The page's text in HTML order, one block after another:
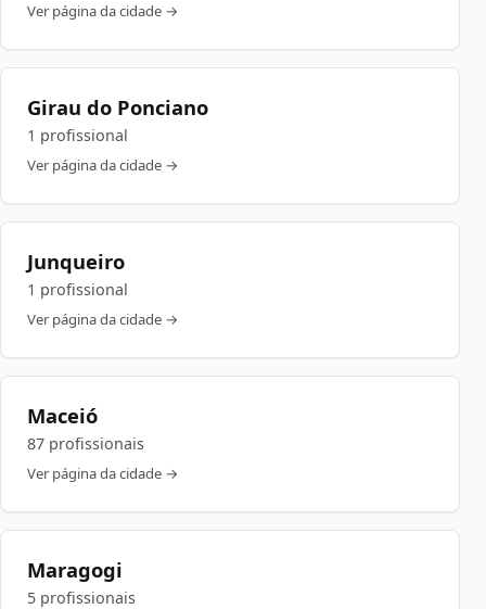
Ver página da cidade →
Girau do Ponciano
1 profissional
Ver página da cidade →
Junqueiro
1 profissional
Ver página da cidade →
Maceió
87 profissionais
Ver página da cidade →
Maragogi
5 profissionais